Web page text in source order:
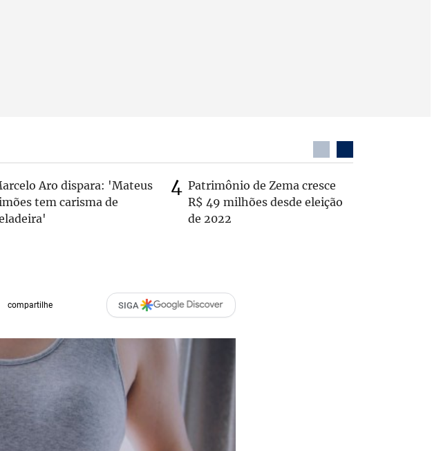
Aro dispara: 'Mateus
tem carisma de
Patrimônio de Zema cresce
R$ 49 milhões desde eleição
de 2022
compartilhe SIGA